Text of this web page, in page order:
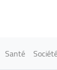
Santé